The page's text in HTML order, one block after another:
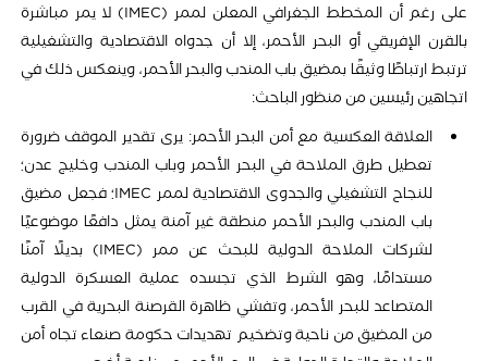
على رغم أن المخطط الجغرافي المعلن لممر (IMEC) لا يمر مباشرة
بالقرن الإفريقي أو البحر الأحمر، إلا أن جدواه الاقتصادية والتشغيلية
ترتبط ارتباطًا وثيقًا بمضيق باب المندب والبحر الأحمر، وينعكس ذلك في
اتجاهين رئيسين من منظور الباحث:
العلاقة العكسية مع أمن البحر الأحمر: يرى تقدير الموقف ضرورة
تعطيل طرق الملاحة في البحر الأحمر وباب المندب وخليج عدن؛
للنجاح التشغيلي والجدوى الاقتصادية لممر IMEC؛ فجعل مضيق
باب المندب والبحر الأحمر منطقة غير آمنة يمثل دافعًا موضوعيًا
لشركات الملاحة الدولية للبحث عن ممر (IMEC) بديلًا آمنًا
مستدامًا، وهو الشرط الذي تجسده عملية العسكرة الدولية
المتصاعد للبحر الأحمر، وتفشي ظاهرة القرصنة البحرية في القرب
من المضيق من ناحية وتضخيم تهديدات حكومة صنعاء تجاه أمن